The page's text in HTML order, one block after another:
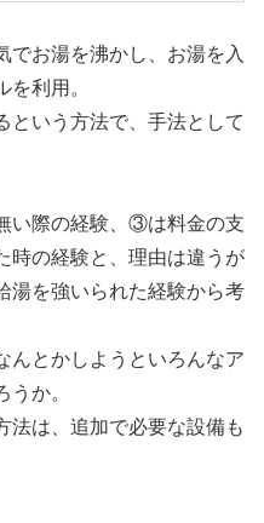
でお湯を沸かし、お湯を入
利用。
という方法で、手法として
い際の経験、③は料金の支
時の経験と、理由は違うが
湯を強いられた経験から考
んとかしようといろんなア
か。
法は、追加で必要な設備も